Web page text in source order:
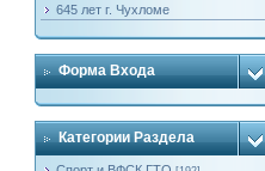
645 лет г. Чухломе
Форма Входа
Категории Раздела